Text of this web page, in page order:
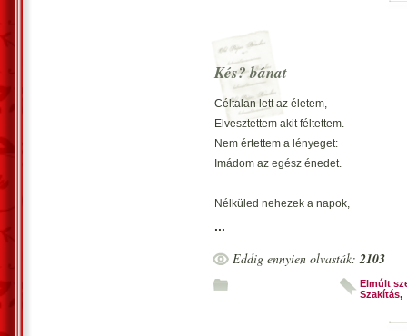
Ahogy Isten az embert teremtette
Úgy lettünk egymásnak rendeltetve.
Kett?nkért kelne fel a Nap.
Err?l álmodom mindennap.
Kés? bánat
Céltalan lett az életem,
Elvesztettem akit féltettem.
Nem értettem a lényeget:
Imádom az egész énedet.
Nélküled nehezek a napok,
Ez az élet nyújtotta számla.
...
Eddig ennyien olvasták:2103
Elmúlt
Szakítás,